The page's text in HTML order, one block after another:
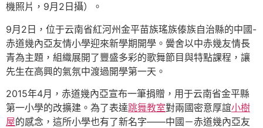
機照片，9月2日攝）。
9月2日，位于云南省紅河州金平苗族瑤族傣族自治縣的中國-
赤道幾內亞友情小學迎來新學期開學。黌舍以中赤幾友情長
青為主題，組織展開了豐盛多彩的歌舞節目與特點課程，讓
先生在高興的氣氛中渡過開學第一天。
2015年4月，赤道幾內亞宣布一筆捐贈，用于云南省金平縣
第一小學的改擴建。為了表達跳舞教室對兩國密意厚誼小樹
屋的感念，這所小學也有了新名字——中國－赤道幾內亞友